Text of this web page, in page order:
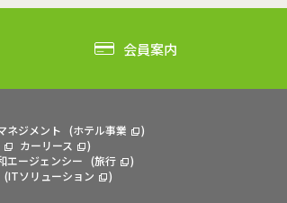
会員案内
ネジメント (ホテル事業
)
カーリース
)
エージェンシー (旅行
)
(ITソリューション
)